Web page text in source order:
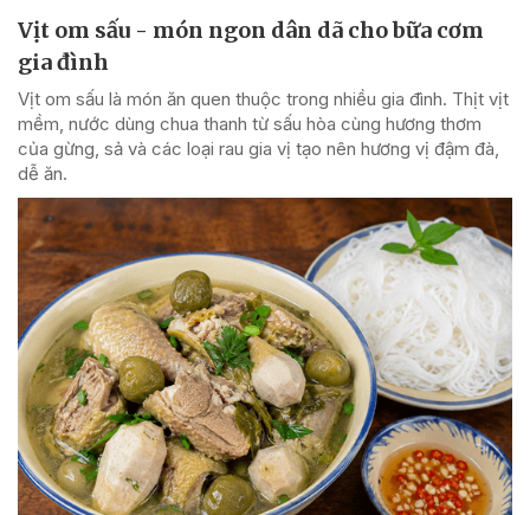
Vịt om sấu - món ngon dân dã cho bữa cơm
gia đình
Vịt om sấu là món ăn quen thuộc trong nhiều gia đình. Thịt vịt
mềm, nước dùng chua thanh từ sấu hòa cùng hương thơm
của gừng, sả và các loại rau gia vị tạo nên hương vị đậm đà,
dễ ăn.